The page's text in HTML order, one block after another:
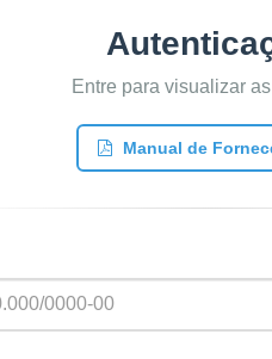
Entre para visualizar
Manual de